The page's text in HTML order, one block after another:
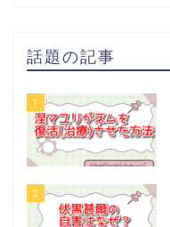
話題の記事
1
2